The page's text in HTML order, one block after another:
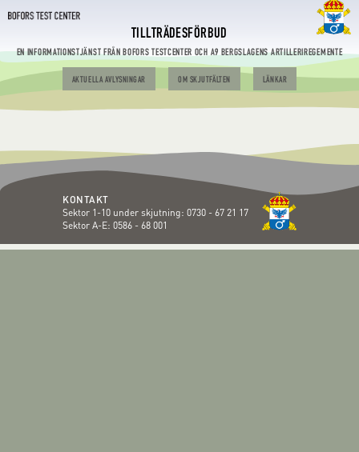
TILLTRÄDESFÖRBUD
EN INFORMATIONSTJÄNST FRÅN BOFORS TESTCENTER OCH A9 BERGSLAGENS ARTILLERIREGEMENTE
AKTUELLA AVLYSNINGAR OM SKJUTFÄLTEN LÄNKAR
KONTAKT
Sektor 1-10 under skjutning: 0730 - 67 21 17
Sektor A-E: 0586 - 68 001